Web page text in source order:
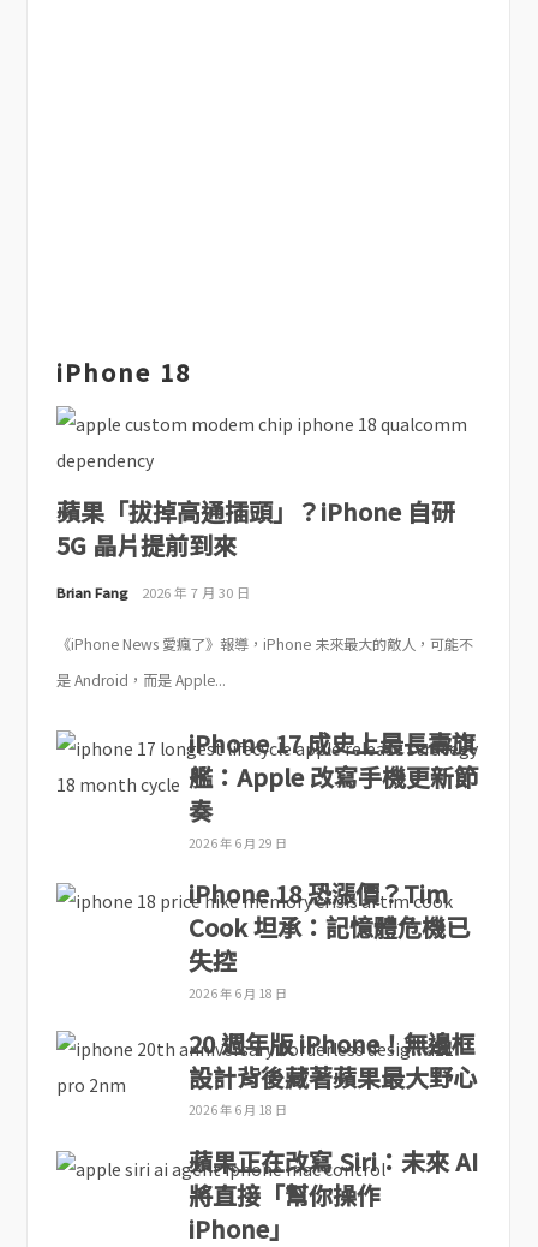
iPhone 18
蘋果「拔掉高通插頭」？iPhone 自研
5G 晶片提前到來
Brian Fang 2026 年 7 月 30 日
《iPhone News 愛瘋了》報導，iPhone 未來最大的敵人，可能不
是 Android，而是 Apple...
iPhone 17 成史上最長壽旗
艦：Apple 改寫手機更新節
奏
2026 年 6 月 29 日
iPhone 18 恐漲價？Tim
Cook 坦承：記憶體危機已
失控
2026 年 6 月 18 日
20 週年版 iPhone！無邊框
設計背後藏著蘋果最大野心
2026 年 6 月 18 日
蘋果正在改寫 Siri：未來 AI
將直接「幫你操作
iPhone」